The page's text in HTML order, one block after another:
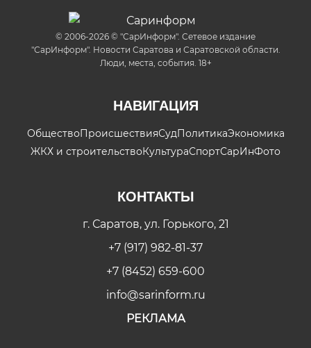
© 2006-2026 © "СарИнформ". Сетевое издание
"СарИнформ". Новости Саратова и Саратовской области.
Люди, места, события. 18+
НАВИГАЦИЯ
ОбществоПроисшествияСудПолитикаЭкономика
ЖКХ и строительствоКультураСпортСарИнФото
КОНТАКТЫ
г. Саратов, ул. Горького, 21
+7 (917) 982-81-37
+7 (8452) 659-600
info@sarinform.ru
РЕКЛАМА